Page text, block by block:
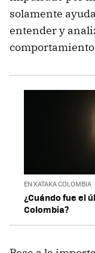
solamente
entender y
EN XATAKA COLOMBIA
¿Cuándo fue el
Colombia?